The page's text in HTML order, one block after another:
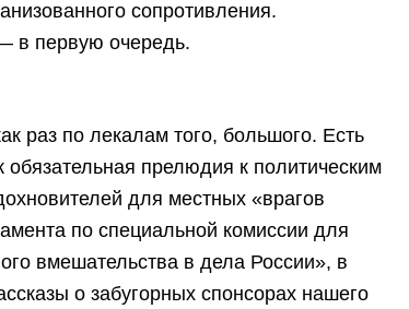
сопротивления.
в первую очередь.
раз по лекалам того, большого. Есть
обязательная прелюдия к политическим
для местных «врагов
по специальной комиссии для
вмешательства в дела России», в
о забугорных спонсорах нашего